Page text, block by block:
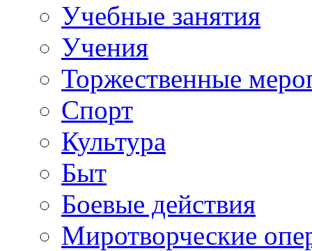
Учебные занятия
Учения
Торжественные
Спорт
Культура
Быт
Боевые действия
Миротворческие